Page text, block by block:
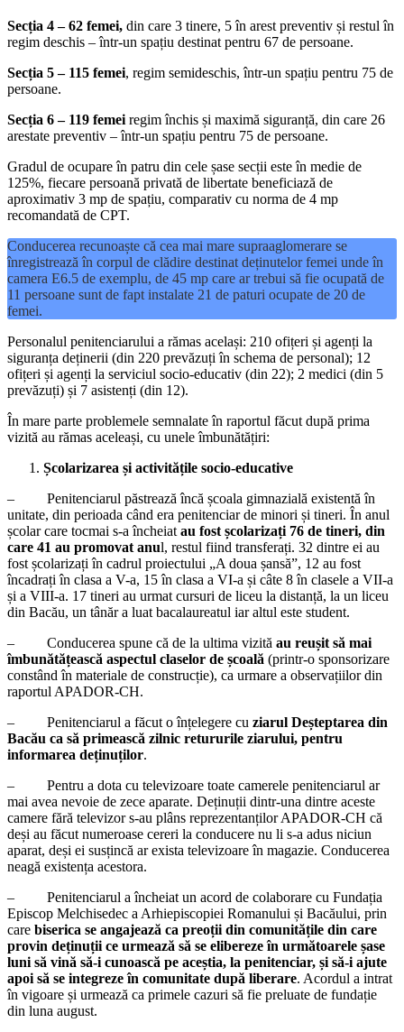
Secția 4 – 62 femei, din care 3 tinere, 5 în arest preventiv și restul în
regim deschis – într-un spațiu destinat pentru 67 de persoane.
Secția 5 – 115 femei, regim semideschis, într-un spațiu pentru 75 de
persoane.
Secția 6 – 119 femei regim închis și maximă siguranță, din care 26
arestate preventiv – într-un spațiu pentru 75 de persoane.
Gradul de ocupare în patru din cele șase secții este în medie de
125%, fiecare persoană privată de libertate beneficiază de
aproximativ 3 mp de spațiu, comparativ cu norma de 4 mp
recomandată de CPT.
Conducerea recunoaște că cea mai mare supraaglomerare se
înregistrează în corpul de clădire destinat deținutelor femei unde în
camera E6.5 de exemplu, de 45 mp care ar trebui să fie ocupată de
11 persoane sunt de fapt instalate 21 de paturi ocupate de 20 de
femei.
Personalul penitenciarului a rămas același: 210 ofițeri și agenți la
siguranța deținerii (din 220 prevăzuți în schema de personal); 12
ofițeri și agenți la serviciul socio-educativ (din 22); 2 medici (din 5
prevăzuți) și 7 asistenți (din 12).
În mare parte problemele semnalate în raportul făcut după prima
vizită au rămas aceleași, cu unele îmbunătățiri:
Școlarizarea și activitățile socio-educative
– Penitenciarul păstrează încă școala gimnazială existentă în
unitate, din perioada când era penitenciar de minori și tineri. În anul
școlar care tocmai s-a încheiat au fost școlarizați 76 de tineri, din
care 41 au promovat anul, restul fiind transferați. 32 dintre ei au
fost școlarizați în cadrul proiectului „A doua șansă”, 12 au fost
încadrați în clasa a V-a, 15 în clasa a VI-a și câte 8 în clasele a VII-a
și a VIII-a. 17 tineri au urmat cursuri de liceu la distanță, la un liceu
din Bacău, un tânăr a luat bacalaureatul iar altul este student.
– Conducerea spune că de la ultima vizită au reușit să mai
îmbunătățească aspectul claselor de școală (printr-o sponsorizare
constând în materiale de construcție), ca urmare a observațiilor din
raportul APADOR-CH.
– Penitenciarul a făcut o înțelegere cu ziarul Deșteptarea din
Bacău ca să primească zilnic retururile ziarului, pentru
informarea deținuților.
– Pentru a dota cu televizoare toate camerele penitenciarul ar
mai avea nevoie de zece aparate. Deținuții dintr-una dintre aceste
camere fără televizor s-au plâns reprezentanților APADOR-CH că
deși au făcut numeroase cereri la conducere nu li s-a adus niciun
aparat, deși ei susțincă ar exista televizoare în magazie. Conducerea
neagă existența acestora.
– Penitenciarul a încheiat un acord de colaborare cu Fundația
Episcop Melchisedec a Arhiepiscopiei Romanului și Bacăului, prin
care biserica se angajează ca preoții din comunitățile din care
provin deținuții ce urmează să se elibereze în următoarele șase
luni să vină să-i cunoască pe aceștia, la penitenciar, și să-i ajute
apoi să se integreze în comunitate după liberare. Acordul a intrat
în vigoare și urmează ca primele cazuri să fie preluate de fundație
din luna august.